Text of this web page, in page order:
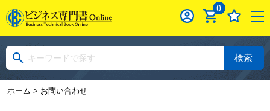
0
検索
ホーム > お問い合わせ